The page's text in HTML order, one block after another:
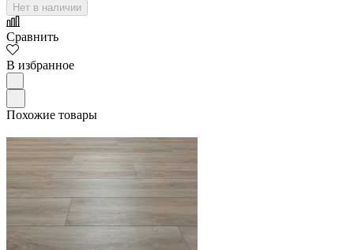
Нет в наличии
Сравнить
В избранное
Похожие товары